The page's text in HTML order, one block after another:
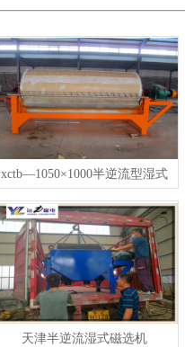
xctb—1050×1000半逆流型湿式
弱磁场永磁筒式磁选机
天津半逆流湿式磁选机